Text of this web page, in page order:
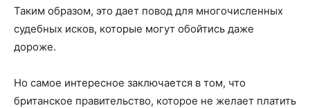
Таким образом, это дает повод для многочисленных
судебных исков, которые могут обойтись даже
дороже.
Но самое интересное заключается в том, что
британское правительство, которое не желает платить